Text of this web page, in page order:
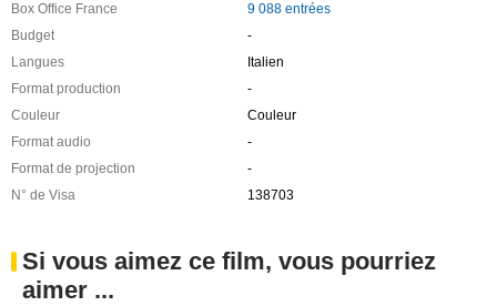
Box Office France
9 088 entrées
Budget
-
Langues
Italien
Format production
-
Couleur
Couleur
Format audio
-
Format de projection
-
N° de Visa
138703
Si vous aimez ce film, vous pourriez
aimer ...